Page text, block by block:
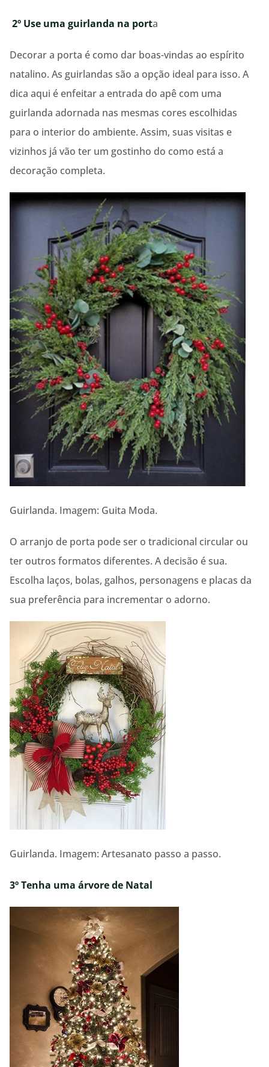
2º Use uma guirlanda na porta
Decorar a porta é como dar boas-vindas ao espírito
natalino. As guirlandas são a opção ideal para isso. A
dica aqui é enfeitar a entrada do apê com uma
guirlanda adornada nas mesmas cores escolhidas
para o interior do ambiente. Assim, suas visitas e
vizinhos já vão ter um gostinho do como está a
decoração completa.
Guirlanda. Imagem: Guita Moda.
O arranjo de porta pode ser o tradicional circular ou
ter outros formatos diferentes. A decisão é sua.
Escolha laços, bolas, galhos, personagens e placas da
sua preferência para incrementar o adorno.
Guirlanda. Imagem: Artesanato passo a passo.
3º Tenha uma árvore de Natal